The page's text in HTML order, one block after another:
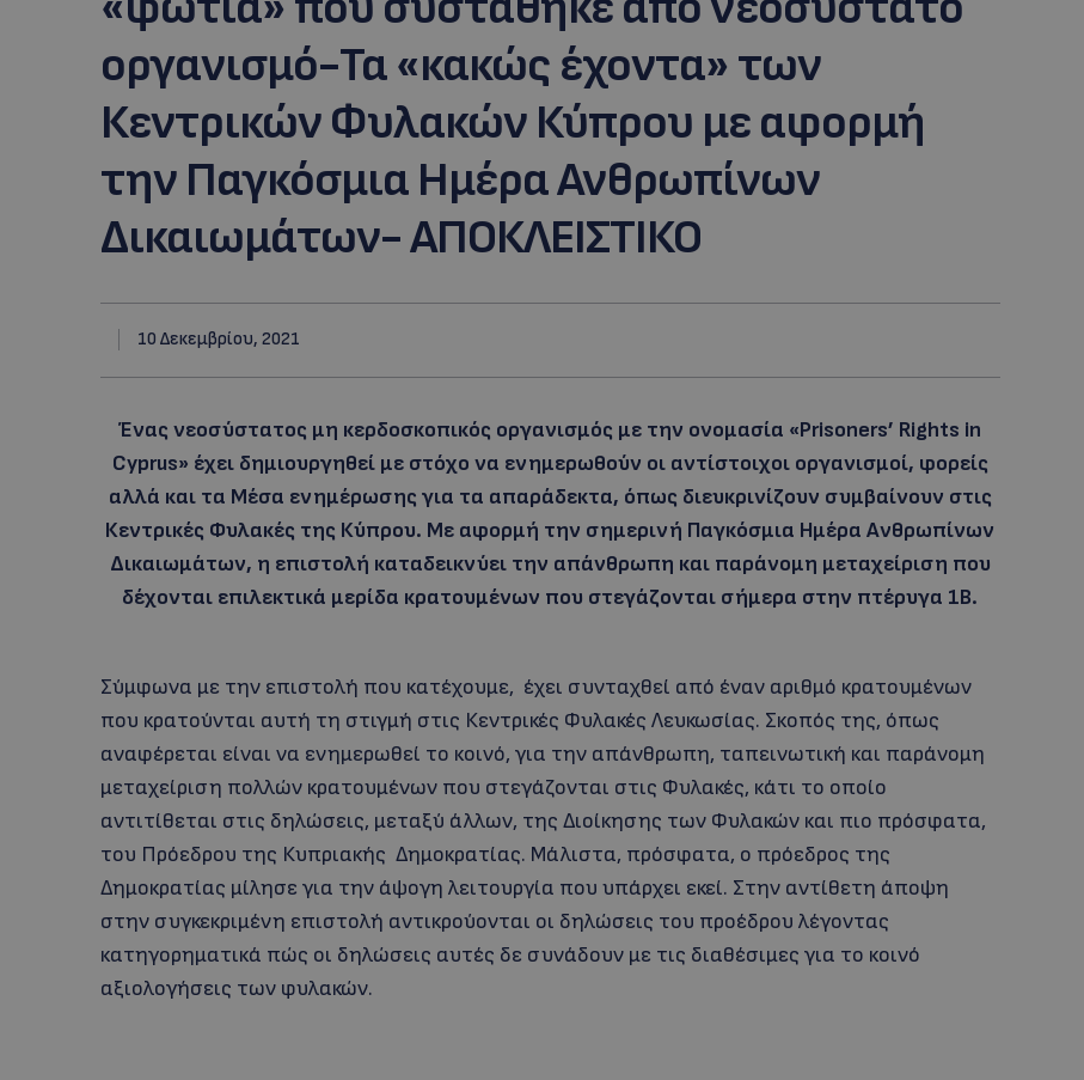
οργανισμό-Τα «κακώς έχοντα» των
Κεντρικών Φυλακών Κύπρου με αφορμή
την Παγκόσμια Ημέρα Ανθρωπίνων
Δικαιωμάτων- ΑΠΟΚΛΕΙΣΤΙΚΟ
10 Δεκεμβρίου, 2021
Ένας νεοσύστατος μη κερδοσκοπικός οργανισμός με την ονομασία «Prisoners’ Rights in
Cyprus» έχει δημιουργηθεί με στόχο να ενημερωθούν οι αντίστοιχοι οργανισμοί, φορείς
αλλά και τα Μέσα ενημέρωσης για τα απαράδεκτα, όπως διευκρινίζουν συμβαίνουν στις
Κεντρικές Φυλακές της Κύπρου. Με αφορμή την σημερινή Παγκόσμια Ημέρα Ανθρωπίνων
Δικαιωμάτων, η επιστολή καταδεικνύει την απάνθρωπη και παράνομη μεταχείριση που
δέχονται επιλεκτικά μερίδα κρατουμένων που στεγάζονται σήμερα στην πτέρυγα 1Β.
Σύμφωνα με την επιστολή που κατέχουμε, έχει συνταχθεί από έναν αριθμό κρατουμένων
που κρατούνται αυτή τη στιγμή στις Κεντρικές Φυλακές Λευκωσίας. Σκοπός της, όπως
αναφέρεται είναι να ενημερωθεί το κοινό, για την απάνθρωπη, ταπεινωτική και παράνομη
μεταχείριση πολλών κρατουμένων που στεγάζονται στις Φυλακές, κάτι το οποίο
αντιτίθεται στις δηλώσεις, μεταξύ άλλων, της Διοίκησης των Φυλακών και πιο πρόσφατα,
του Πρόεδρου της Κυπριακής Δημοκρατίας. Μάλιστα, πρόσφατα, ο πρόεδρος της
Δημοκρατίας μίλησε για την άψογη λειτουργία που υπάρχει εκεί. Στην αντίθετη άποψη
στην συγκεκριμένη επιστολή αντικρούονται οι δηλώσεις του προέδρου λέγοντας
κατηγορηματικά πώς οι δηλώσεις αυτές δε συνάδουν με τις διαθέσιμες για το κοινό
αξιολογήσεις των φυλακών.